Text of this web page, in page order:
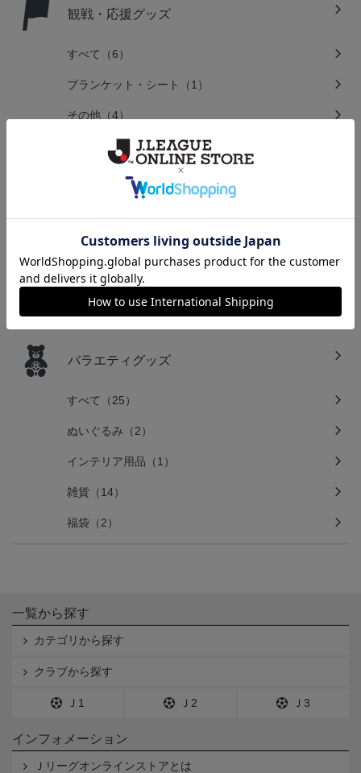
観戦・応援グッズ
すべて（6）
ブランケット・シート（1）
その他（4）
キーホルダー・アクセサリー
文房具
すべて（9）
バラエティグッズ
すべて（25）
ぬいぐるみ（2）
インテリア用品（1）
雑貨（14）
福袋（2）
一覧から探す
カテゴリから探す
クラブから探す
Ｊ1 Ｊ2 Ｊ3
インフォメーション
Ｊリーグオンラインストアとは